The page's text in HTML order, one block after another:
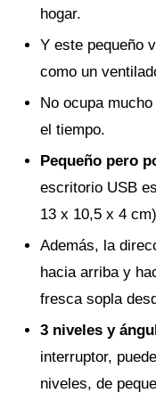
hogar.
Y este pequeño
como un
No ocupa
el tiempo.
Pequeño pero
escritorio USB
13 x 10,5 x 4
Además, la
hacia arriba y
fresca sopla
3 niveles y
interruptor,
niveles, de